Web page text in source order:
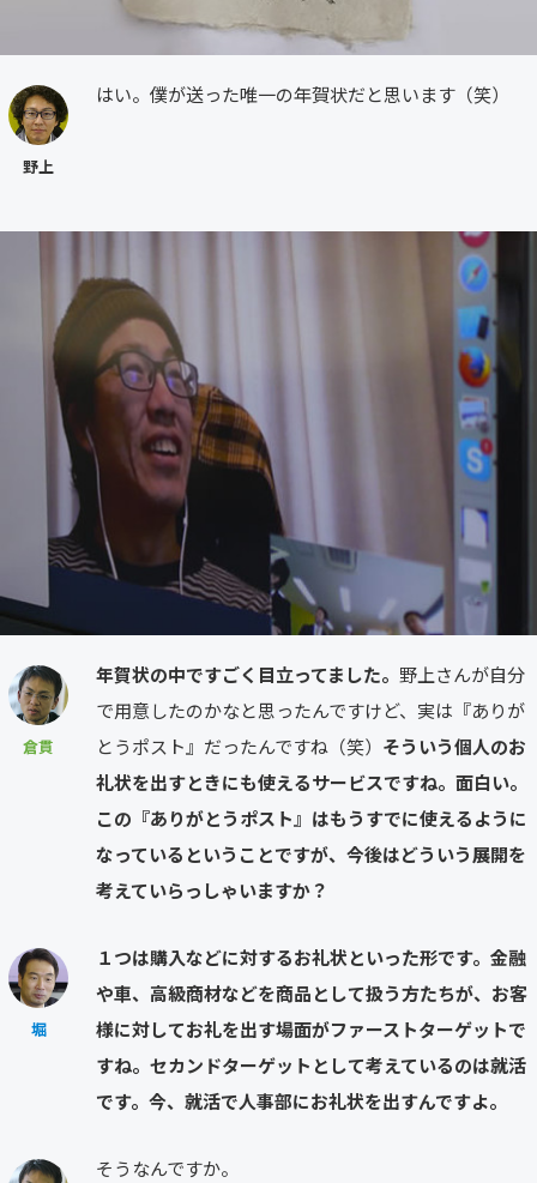
野上
はい。僕が送った唯一の年賀状だと思います（笑）
倉貫
年賀状の中ですごく目立ってました。 野上さんが自分
で用意したのかなと思ったんですけど、実は『ありが
とうポスト』だったんですね（笑） そういう個人のお
礼状を出すときにも使えるサービスですね。面白い。
この『ありがとうポスト』はもうすでに使えるように
なっているということですが、今後はどういう展開を
考えていらっしゃいますか？
堀
１つは購入などに対するお礼状といった形です。金融
や車、高級商材などを商品として扱う方たちが、お客
様に対してお礼を出す場面がファーストターゲットで
すね。セカンドターゲットとして考えているのは就活
です。今、就活で人事部にお礼状を出すんですよ。
そうなんですか。